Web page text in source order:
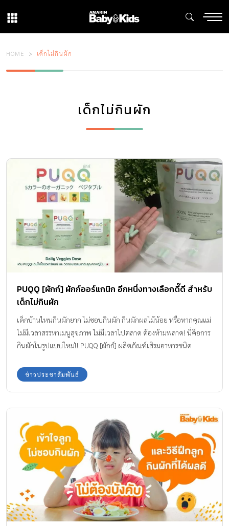
HOME เด็กไม่กินผัก
เด็กไม่กินผัก
PUQQ [ผักก์] ผักก์ออร์แกนิก อีกหนึ่งทางเลือกดี๊ดี สำหรับ
เด็กไม่กินผัก
เด็กบ้านไหนกินผักยาก ไม่ชอบกินผัก กินผักผลไม้น้อย หรือหากคุณแม่
ไม่มีเวลาสรรหาเมนูสุขภาพ ไม่มีเวลาไปตลาด ต้องห้ามพลาด! นี่คือการ
กินผักในรูปแบบใหม่!! PUQQ [ผักก์] ผลิตภัณฑ์เสิรมอาหารชนิด
– แครอท – คะน้า – ผักกาดหอม – มะละกอ – หอมหัวใหญ่ – สัปปะรด
– หอมแดง – มะเขือเทศ ซึ่งผักผลไม้ทั้ง 5 สีที่ให้สารอาหารไฟโตนิวเทรี
โรทีนอยด์) สับปะรด แครอท มะละกอช่วยรักษาสุขภาพหัวใจและ
หลอดเลือด ลดคอเลสเตอรอลในเลือด ชะลอการเสื่อมของจอประสาท
ตา มีส่วนช่วยพัฒนาการมองเห็นของเด็กเล็ก – สีแดง (ไลโคปีน)
มะเขือเทศ ช่วยป้องกันมะเร็ง (โดยเฉพาะมะเร็งต่อมลูกหมาก) และ
ช่วยต้านอนุมูลอิสระได้ดี ช่วยลดปริมาณไขมันไม่ดีชนิด LDL-
cholesterol ช่วยชะลอการเกิดโรคหัวใจหลอดเลือด […]
ข่าวประชาสัมพันธ์